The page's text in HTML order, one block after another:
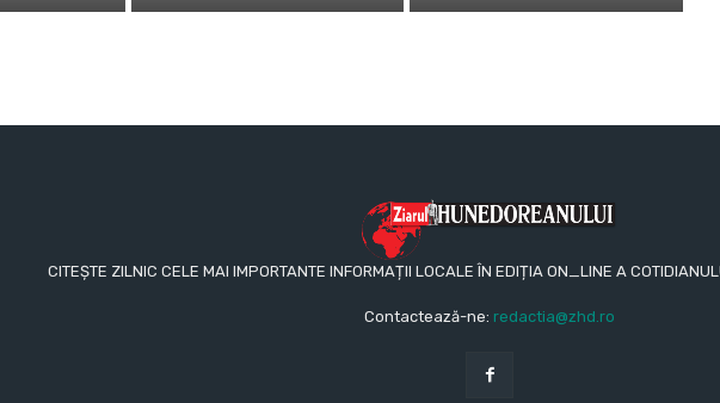
CITEȘTE ZILNIC CELE MAI IMPORTANTE INFORMAȚII LOCALE ÎN EDIȚIA ON_LINE A
Contactează-ne: redactia@zhd.ro